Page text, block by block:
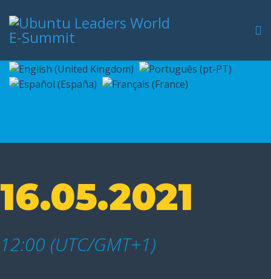
16.05.2021
12:00 (UTC/GMT+1)